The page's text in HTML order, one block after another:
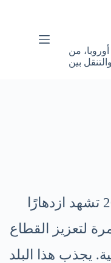
من
بين
السياحة في لوكسمبورغ 2024 تشهد ازدهارًا
لتعزيز القطاع
يجذب هذا البلد